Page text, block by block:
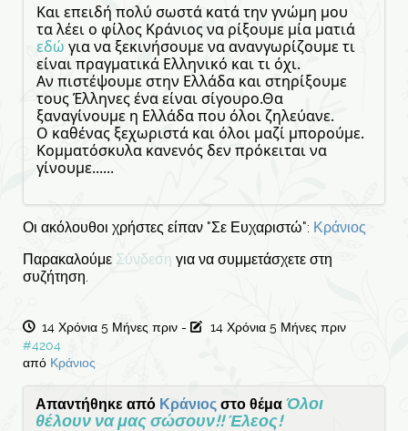
Και επειδή πολύ σωστά κατά την γνώμη μου
τα λέει ο φίλος Κράνιος να ρίξουμε μία ματιά
εδώ για να ξεκινήσουμε να ανανγωρίζουμε τι
είναι πραγματικά Ελληνικό και τι όχι.
Αν πιστέψουμε στην Ελλάδα και στηρίξουμε
τους Έλληνες ένα είναι σίγουρο.Θα
ξαναγίνουμε η Ελλάδα που όλοι ζηλεύανε.
Ο καθένας ξεχωριστά και όλοι μαζί μπορούμε.
Κομματόσκυλα κανενός δεν πρόκειται να
γίνουμε......
Οι ακόλουθοι χρήστες είπαν "Σε Ευχαριστώ": Κράνιος
Παρακαλούμε Σύνδεση για να συμμετάσχετε στη
συζήτηση.
14 Χρόνια 5 Μήνες πριν -
14 Χρόνια 5 Μήνες πριν
#4204
από Κράνιος
Απαντήθηκε από Κράνιος στο θέμα Όλοι
θέλουν να μας σώσουν!! Έλεος!